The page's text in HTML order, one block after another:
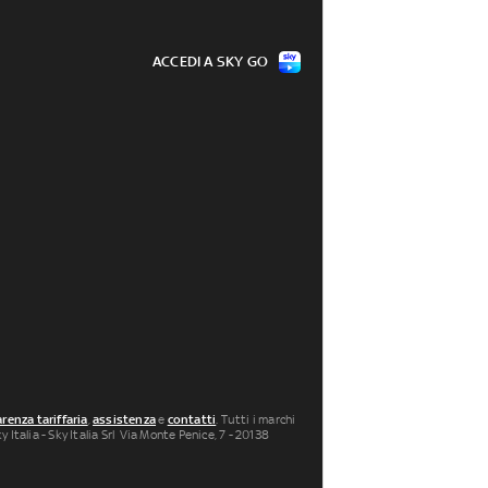
ACCEDI A SKY GO
tariffaria,assistenzae contatti. Tutti i marchi
- Sky Italia Srl Via Monte Penice, 7 - 20138